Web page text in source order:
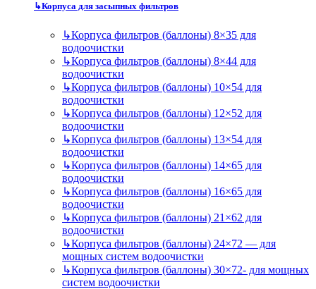
↳Корпуса для засыпных фильтров
↳Корпуса фильтров (баллоны) 8×35 для
водоочистки
↳Корпуса фильтров (баллоны) 8×44 для
водоочистки
↳Корпуса фильтров (баллоны) 10×54 для
водоочистки
↳Корпуса фильтров (баллоны) 12×52 для
водоочистки
↳Корпуса фильтров (баллоны) 13×54 для
водоочистки
↳Корпуса фильтров (баллоны) 14×65 для
водоочистки
↳Корпуса фильтров (баллоны) 16×65 для
водоочистки
↳Корпуса фильтров (баллоны) 21×62 для
водоочистки
↳Корпуса фильтров (баллоны) 24×72 — для
мощных систем водоочистки
↳Корпуса фильтров (баллоны) 30×72- для мощных
систем водоочистки